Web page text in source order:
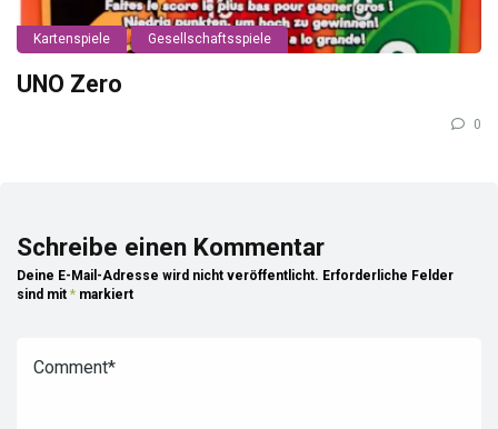
Kartenspiele Gesellschaftsspiele
UNO Zero
0
Schreibe einen Kommentar
Deine E-Mail-Adresse wird nicht veröffentlicht. Erforderliche Felder
sind mit * markiert